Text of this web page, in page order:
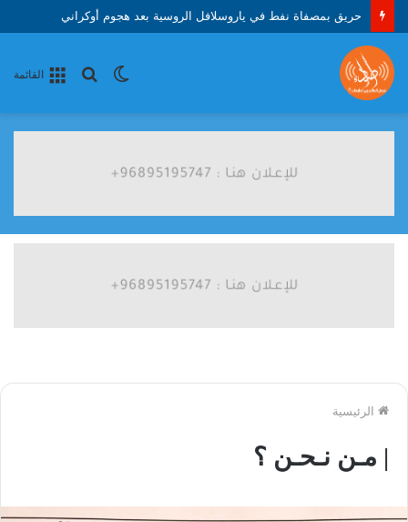
حريق بمصفاة نفط في ياروسلافل الروسية بعد هجوم أوكراني
القائمة
بحث الوضع
الرئيسية
| مـن نـحـن ؟